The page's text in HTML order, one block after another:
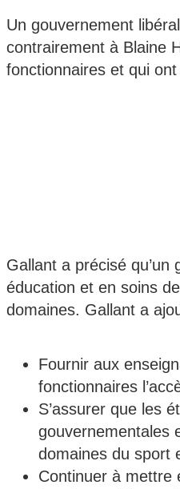
Un gouvernement
contrairement à Blaine
fonctionnaires et qui
Gallant a précisé qu’un
éducation et en soins
domaines. Gallant a
Fournir aux
fonctionnaires
S’assurer que les
gouvernementales
domaines du sport
Continuer à mettre